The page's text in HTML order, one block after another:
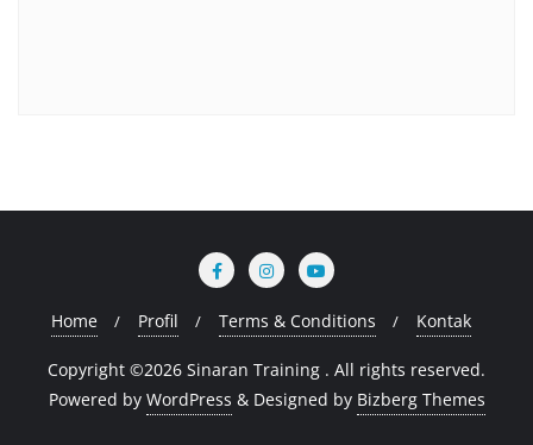
Home Profil Terms & Conditions Kontak
Copyright ©2026 Sinaran Training . All rights reserved.
Powered by WordPress & Designed by Bizberg Themes